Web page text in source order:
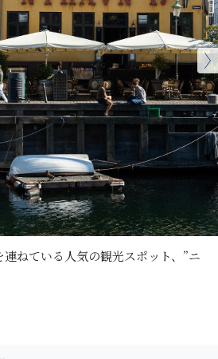
ねている人気の観光スポット、”ニ